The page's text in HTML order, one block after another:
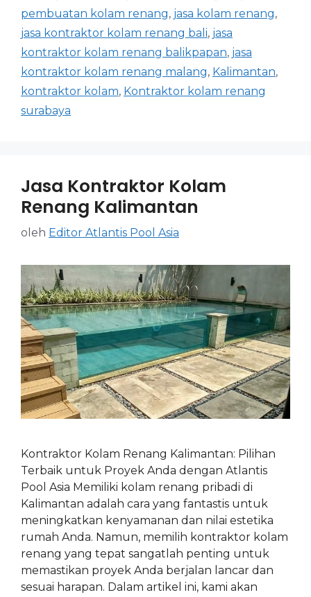
pembuatan kolam renang, jasa kolam renang,
jasa kontraktor kolam renang bali, jasa
kontraktor kolam renang balikpapan, jasa
kontraktor kolam renang malang, Kalimantan,
kontraktor kolam, Kontraktor kolam renang
surabaya
Jasa Kontraktor Kolam
Renang Kalimantan
oleh Editor Atlantis Pool Asia
Kontraktor Kolam Renang Kalimantan: Pilihan
Terbaik untuk Proyek Anda dengan Atlantis
Pool Asia Memiliki kolam renang pribadi di
Kalimantan adalah cara yang fantastis untuk
meningkatkan kenyamanan dan nilai estetika
rumah Anda. Namun, memilih kontraktor kolam
renang yang tepat sangatlah penting untuk
memastikan proyek Anda berjalan lancar dan
sesuai harapan. Dalam artikel ini, kami akan